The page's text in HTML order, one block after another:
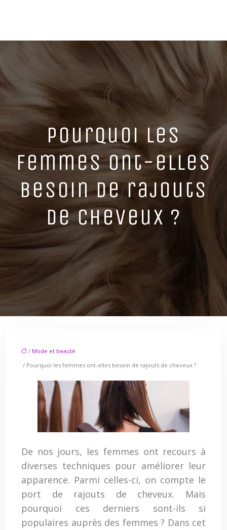
Pourquoi les
femmes ont-elles
besoin de rajouts
de cheveux ?
/ Mode et beauté
/ Pourquoi les femmes ont-elles besoin de rajouts de cheveux ?
De nos jours, les femmes ont recours à
diverses techniques pour améliorer leur
apparence. Parmi celles-ci, on compte le
port de rajouts de cheveux. Mais
pourquoi ces derniers sont-ils si
populaires auprès des femmes ? Dans cet